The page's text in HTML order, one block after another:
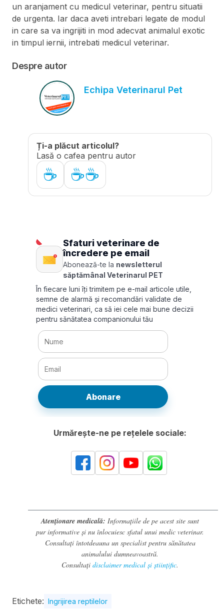
un aranjament cu medicul veterinar, pentru situatii
de urgenta. Iar daca aveti intrebari legate de modul
in care sa va ingrijiti in mod adecvat animalul exotic
in timpul iernii, intrebati medicul veterinar.
Despre autor
Echipa Veterinarul Pet
Ți-a plăcut articolul?
Lasă o cafea pentru autor
☕ ☕☕
Sfaturi veterinare de
încredere pe email
Abonează-te la newsletterul
săptămânal Veterinarul PET
În fiecare luni îți trimitem pe e-mail articole utile,
semne de alarmă și recomandări validate de
medici veterinari, ca să iei cele mai bune decizii
pentru sănătatea companionului tău
Abonare
Urmărește-ne pe rețelele sociale:
Atenționare medicală: Informațiile de pe acest site sunt
pur informative și nu înlocuiesc sfatul unui medic veterinar.
Consultați întotdeauna un specialist pentru sănătatea
animalului dumneavoastră.
Consultați disclaimer medical și științific.
Etichete: Ingrijirea reptilelor